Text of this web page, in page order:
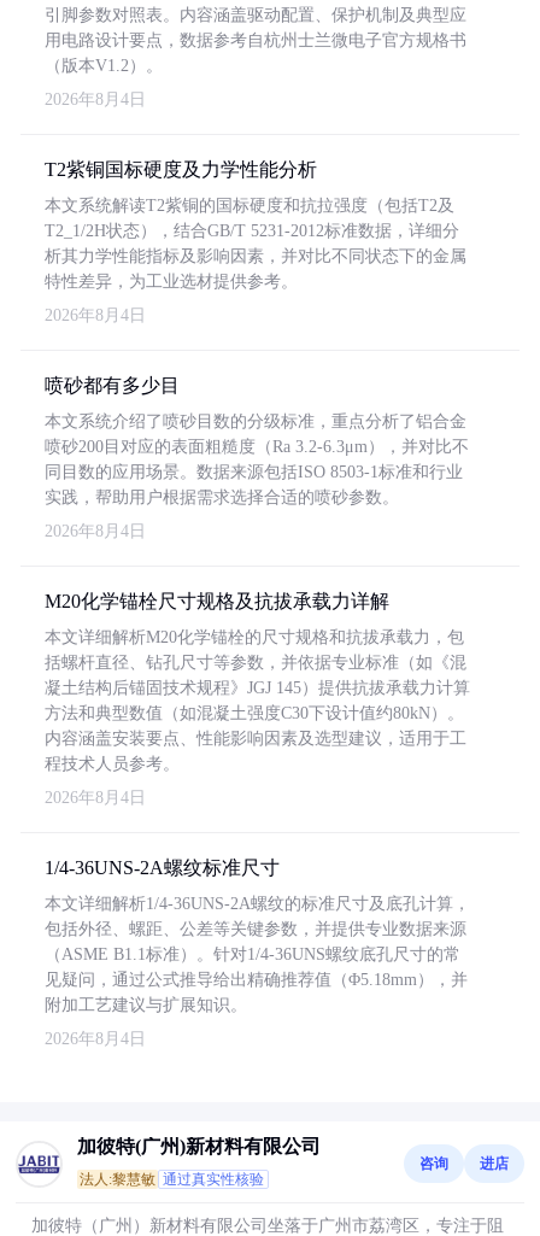
引脚参数对照表。内容涵盖驱动配置、保护机制及典型应
用电路设计要点，数据参考自杭州士兰微电子官方规格书
（版本V1.2）。
2026年8月4日
T2紫铜国标硬度及力学性能分析
本文系统解读T2紫铜的国标硬度和抗拉强度（包括T2及
T2_1/2H状态），结合GB/T 5231-2012标准数据，详细分
析其力学性能指标及影响因素，并对比不同状态下的金属
特性差异，为工业选材提供参考。
2026年8月4日
喷砂都有多少目
本文系统介绍了喷砂目数的分级标准，重点分析了铝合金
喷砂200目对应的表面粗糙度（Ra 3.2-6.3μm），并对比不
同目数的应用场景。数据来源包括ISO 8503-1标准和行业
实践，帮助用户根据需求选择合适的喷砂参数。
2026年8月4日
M20化学锚栓尺寸规格及抗拔承载力详解
本文详细解析M20化学锚栓的尺寸规格和抗拔承载力，包
括螺杆直径、钻孔尺寸等参数，并依据专业标准（如《混
凝土结构后锚固技术规程》JGJ 145）提供抗拔承载力计算
方法和典型数值（如混凝土强度C30下设计值约80kN）。
内容涵盖安装要点、性能影响因素及选型建议，适用于工
程技术人员参考。
2026年8月4日
1/4-36UNS-2A螺纹标准尺寸
本文详细解析1/4-36UNS-2A螺纹的标准尺寸及底孔计算，
包括外径、螺距、公差等关键参数，并提供专业数据来源
（ASME B1.1标准）。针对1/4-36UNS螺纹底孔尺寸的常
见疑问，通过公式推导给出精确推荐值（Φ5.18mm），并
附加工艺建议与扩展知识。
2026年8月4日
加彼特(广州)新材料有限公司
法人:黎慧敏 通过真实性核验
咨询 进店
加彼特（广州）新材料有限公司坐落于广州市荔湾区，专注于阻